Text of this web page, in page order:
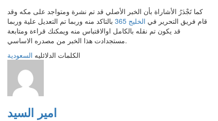
كما تَجْدَرُ الأشاراة بأن الخبر الأصلي قد تم نشرة ومتواجد على مكه وقد
قام فريق التحرير في الخليج 365
بالتاكد منه وربما تم التعديل علية وربما
قد يكون تم نقله بالكامل اوالاقتباس منه ويمكنك قراءة ومتابعة
مستجدادت هذا الخبر من مصدره الاساسي.
الكلمات الدلائليه السعودية
امير السيد